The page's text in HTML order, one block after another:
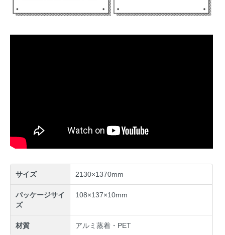
サイズ 2130×1370mm
パッケージサイ
ズ
108×137×10mm
材質 アルミ蒸着・PET